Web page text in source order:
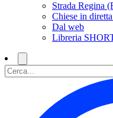
Strada Regina
Chiese in
Dal web
Libreria